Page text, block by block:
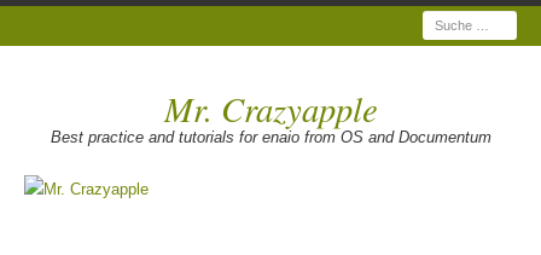
Suche
Mr. Crazyapple
Best practice and tutorials for enaio from OS and Documentum